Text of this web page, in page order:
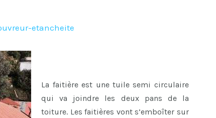
etancheite
La faitière est une tuile semi circulaire
qui va joindre les deux pans de la
toiture. Les faitières vont s’emboîter sur